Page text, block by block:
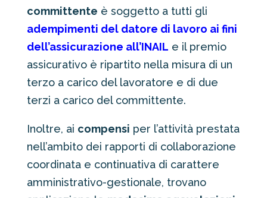
committente è soggetto a tutti gli
adempimenti del datore di lavoro ai fini
dell’assicurazione all’INAIL e il premio
assicurativo è ripartito nella misura di un
terzo a carico del lavoratore e di due
terzi a carico del committente.
Inoltre, ai compensi per l’attività prestata
nell’ambito dei rapporti di collaborazione
coordinata e continuativa di carattere
amministrativo-gestionale, trovano